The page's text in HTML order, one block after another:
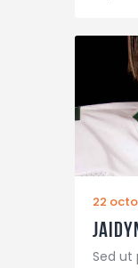
22
Sed ut